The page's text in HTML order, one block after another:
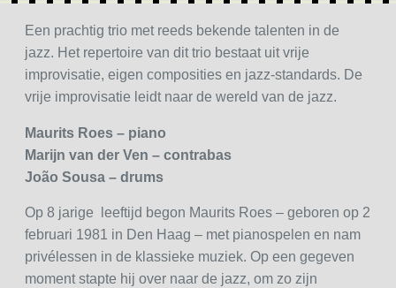
Een prachtig trio met reeds bekende talenten in de
jazz. Het repertoire van dit trio bestaat uit vrije
improvisatie, eigen composities en jazz-standards. De
vrije improvisatie leidt naar de wereld van de jazz.
Maurits Roes – piano
Marijn van der Ven – contrabas
João Sousa– drums
Op 8 jarige leeftijd begon Maurits Roes – geboren op 2
februari 1981 in Den Haag – met pianospelen en nam
privélessen in de klassieke muziek. Op een gegeven
moment stapte hij over naar de jazz, om zo zijn